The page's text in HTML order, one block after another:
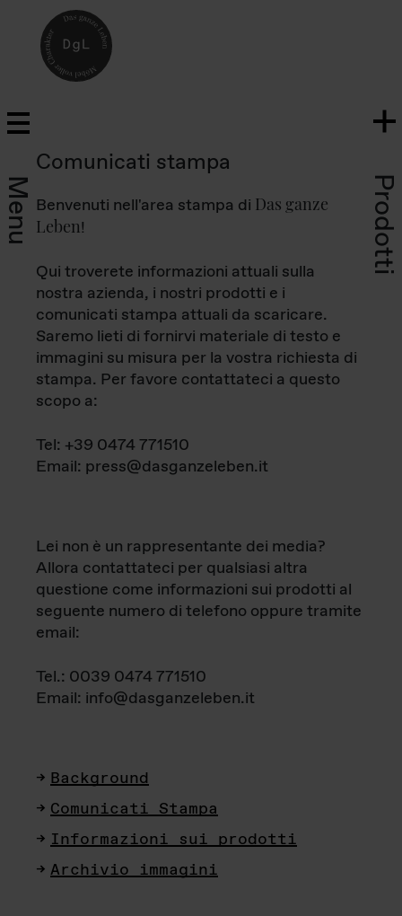
Menu Prodotti
Comunicati stampa
Benvenuti nell'area stampa di Das ganze
Leben!
Qui troverete informazioni attuali sulla
nostra azienda, i nostri prodotti e i
comunicati stampa attuali da scaricare.
Saremo lieti di fornirvi materiale di testo e
immagini su misura per la vostra richiesta di
stampa. Per favore contattateci a questo
scopo a:
Tel: +39 0474 771510
Email: press@dasganzeleben.it
Lei non è un rappresentante dei media?
Allora contattateci per qualsiasi altra
questione come informazioni sui prodotti al
seguente numero di telefono oppure tramite
email:
Tel.: 0039 0474 771510
Email: info@dasganzeleben.it
Background
Comunicati Stampa
Informazioni sui prodotti
Archivio immagini